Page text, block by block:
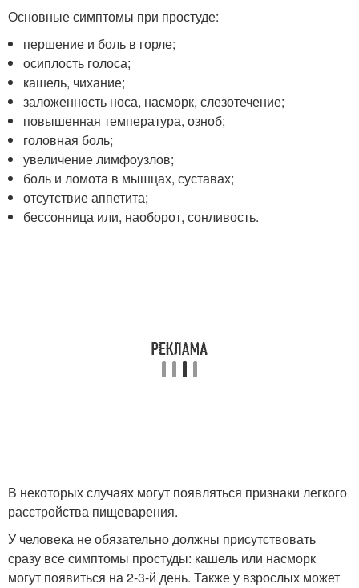
Основные симптомы при простуде:
першение и боль в горле;
осиплость голоса;
кашель, чихание;
заложенность носа, насморк, слезотечение;
повышенная температура, озноб;
головная боль;
увеличение лимфоузлов;
боль и ломота в мышцах, суставах;
отсутствие аппетита;
бессонница или, наоборот, сонливость.
В некоторых случаях могут появляться признаки легкого
расстройства пищеварения.
У человека не обязательно должны присутствовать
сразу все симптомы простуды: кашель или насморк
могут появиться на 2-3-й день. Также у взрослых может